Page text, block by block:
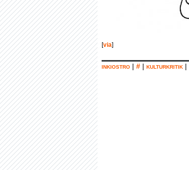
[via]
inkiostro | # | kulturkritik |